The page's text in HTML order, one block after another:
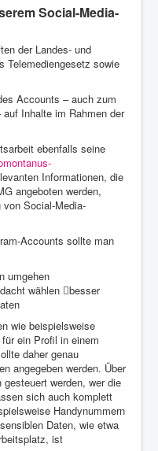
Social-Media-
der Landes- und
Telemediengesetz sowie
Accounts – auch zum
Inhalte im Rahmen der
ebenfalls seine
Informationen, die
angeboten werden,
Social-Media-
Accounts sollte man
umgehen
wählen besser
wie beispielsweise
ein Profil in einem
daher genau
angegeben werden. Über
werden, wer die
sich auch komplett
Handynummern
Daten, wie etwa
ist